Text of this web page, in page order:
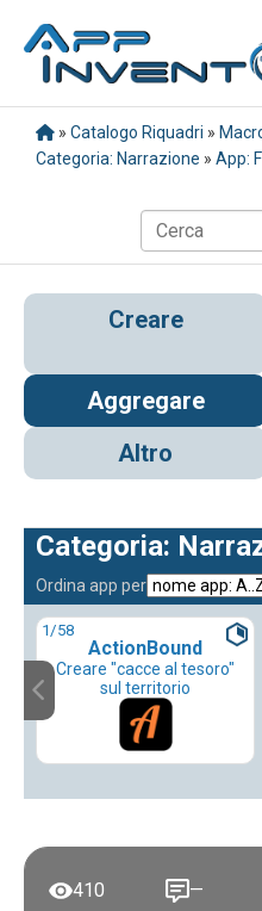
» Catalogo Riquadri »
Categoria: Narrazione » App:
Creare
Aggregare
Altro
Categoria:
Ordina app per
1/58
ActionBound
Creare "cacce al tesoro"
sul territorio
410 —